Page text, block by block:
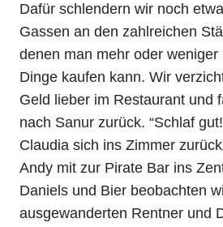
Dafür schlendern wir noch
Gassen an den zahlreichen
denen man mehr oder weniger
Dinge kaufen kann. Wir
Geld lieber im Restaurant und
nach Sanur zurück. “Schlaf
Claudia sich ins Zimmer
Andy mit zur Pirate Bar ins
Daniels und Bier beobachten
ausgewanderten Rentner und